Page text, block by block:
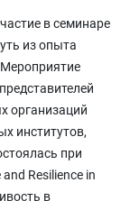
в семинаре
из опыта
организаций
институтов,
при
Resilience in
в